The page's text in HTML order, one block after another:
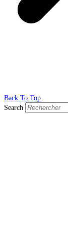
Back To Top
Search